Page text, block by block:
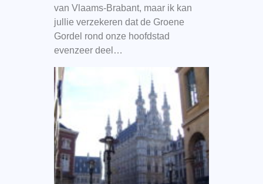
van Vlaams-Brabant, maar ik kan
jullie verzekeren dat de Groene
Gordel rond onze hoofdstad
evenzeer deel…